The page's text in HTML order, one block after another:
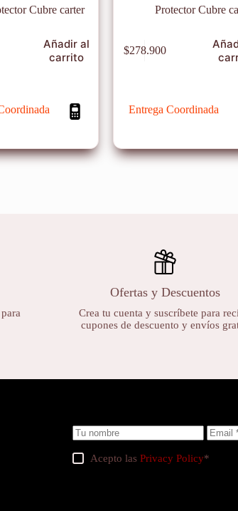
Cubre carter
Añadir al
carrito
Protector Cubre
$278.900
Entrega Coordinada
Ofertas y Descuentos
Crea tu cuenta y suscríbete para
cupones de descuento y envíos
Acepto lasPrivacy Policy*